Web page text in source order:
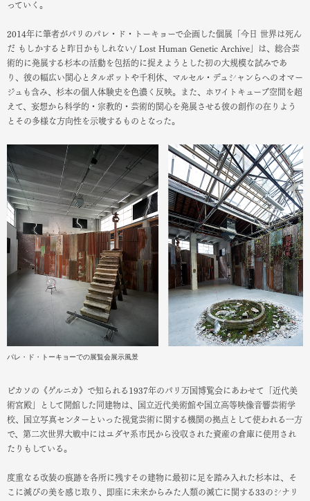
っていく。
2014年に筆者がパリのパレ・ド・トーキョーで企画した個展「今日 世界は死ん
だ もしかすると昨日かもしれない/ Lost Human Genetic Archive」は、総合芸
術的に発展する杉本の活動を包括的に捉えようとした初の大規模な試みであ
り、彼の幅広い関心とタルボットや千利休、マルセル・デュシャンらへのオマー
ジュも含み、杉本の個人体験史を色濃く反映。また、ホワイトキューブ空間を超
えて、妄想から科学的・宗教的・芸術的関心を発展させる彼の創作の在りよう
とその多様な方向性を示唆するものとなった。
パレ・ド・トーキョーでの展覧会展示風景
ピカソの《ゲルニカ》で知られる1937年のパリ万国博覧会にあわせて「近代美
術宮殿」として開館した同建物は、国立近代美術館や国立高等映像音響芸術学
校、国立写真センターといった視覚芸術に関する機関の拠点として使われる一方
で、第二次世界大戦中にはユダヤ系市民から没収された資産の倉庫に使用され
たりもしている。
度重なる改装の痕跡を各所に残すその建物に最初に足を踏み入れた杉本は、そ
こに滅びの美を感じ取り、即座に未来からみた人類の滅亡に関する33のシナリ